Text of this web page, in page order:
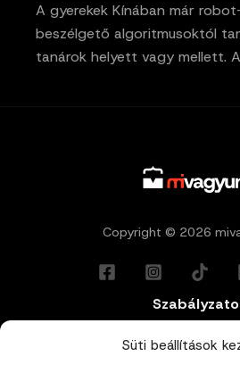
Süti beállítások
A gyerekek Kínában már
beszélgető algoritmusoktól
tanárok helyett vagy mellett.
Copyright © 2026
Általános